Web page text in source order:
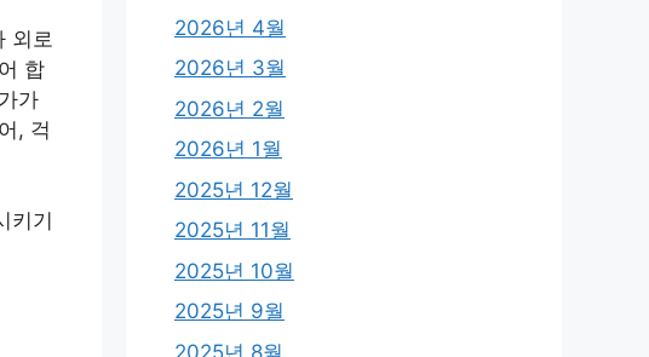
외로
합
가
, 걱
키기
2026년 4월
2026년 3월
2026년 2월
2026년 1월
2025년 12월
2025년 11월
2025년 10월
2025년 9월
2025년 8월